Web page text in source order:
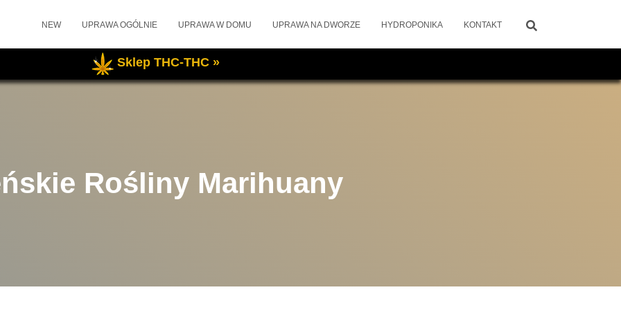
Sklep THC-THC »
NEW UPRAWA OGÓLNIE UPRAWA W DOMU UPRAWA NA DWORZE HYDROPONIKA KONTAKT
Rośliny Marihuany